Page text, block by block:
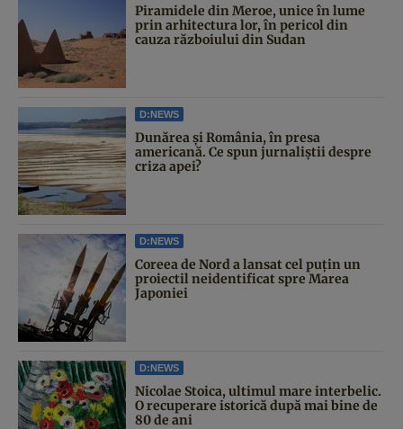
Piramidele din Meroe, unice în lume
prin arhitectura lor, în pericol din
cauza războiului din Sudan
D:NEWS
Dunărea și România, în presa
americană. Ce spun jurnaliștii despre
criza apei?
D:NEWS
Coreea de Nord a lansat cel puțin un
proiectil neidentificat spre Marea
Japoniei
D:NEWS
Nicolae Stoica, ultimul mare interbelic.
O recuperare istorică după mai bine de
80 de ani